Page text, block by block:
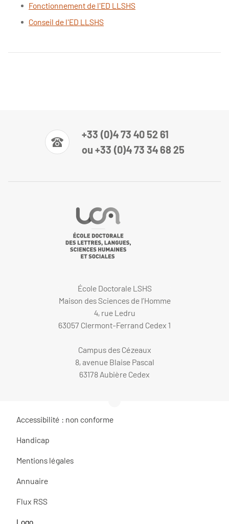
Fonctionnement de l'ED LLSHS
Conseil de l'ED LLSHS
+33 (0)4 73 40 52 61
ou +33 (0)4 73 34 68 25
École Doctorale LSHS
Maison des Sciences de l’Homme
4, rue Ledru
63057 Clermont-Ferrand Cedex 1
Campus des Cézeaux
8, avenue Blaise Pascal
63178 Aubière Cedex
Accessibilité : non conforme
Handicap
Mentions légales
Annuaire
Flux RSS
Logo